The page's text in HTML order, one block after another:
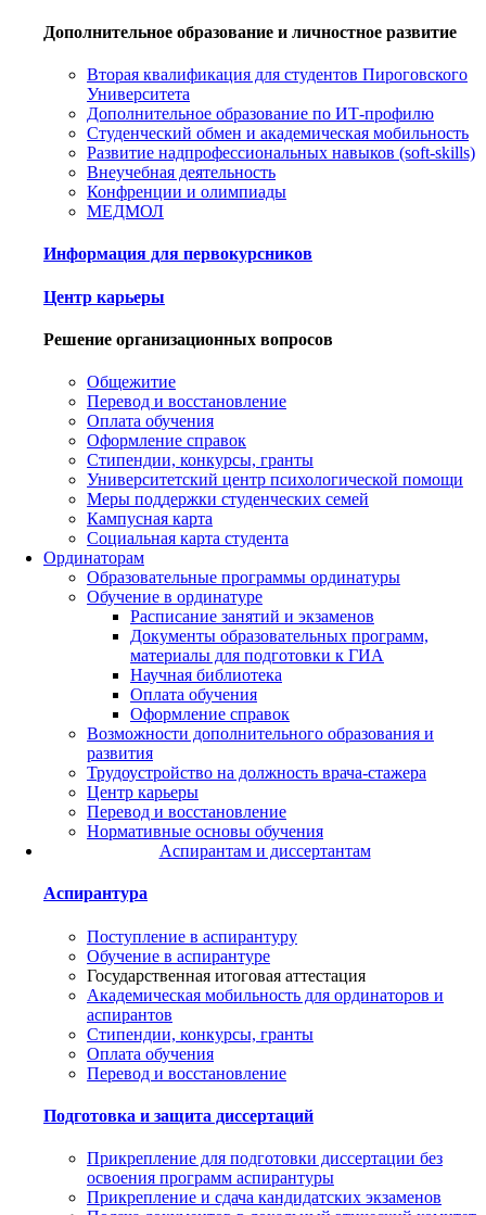
Дополнительное образование и личностное развитие
Вторая квалификация для студентов Пироговского
Университета
Дополнительное образование по ИТ-профилю
Студенческий обмен и академическая мобильность
Развитие надпрофессиональных навыков (soft-skills)
Внеучебная деятельность
Конфренции и олимпиады
МЕДМОЛ
Информация для первокурсников
Центр карьеры
Решение организационных вопросов
Общежитие
Перевод и восстановление
Оплата обучения
Оформление справок
Стипендии, конкурсы, гранты
Университетский центр психологической помощи
Меры поддержки студенческих семей
Кампусная карта
Социальная карта студента
Ординаторам
Образовательные программы ординатуры
Обучение в ординатуре
Расписание занятий и экзаменов
Документы образовательных программ,
материалы для подготовки к ГИА
Научная библиотека
Оплата обучения
Оформление справок
Возможности дополнительного образования и
развития
Трудоустройство на должность врача-стажера
Центр карьеры
Перевод и восстановление
Нормативные основы обучения
Аспирантам и диссертантам
Аспирантура
Поступление в аспирантуру
Обучение в аспирантуре
Государственная итоговая аттестация
Академическая мобильность для ординаторов и
аспирантов
Стипендии, конкурсы, гранты
Оплата обучения
Перевод и восстановление
Подготовка и защита диссертаций
Прикрепление для подготовки диссертации без
освоения программ аспирантуры
Прикрепление и сдача кандидатских экзаменов